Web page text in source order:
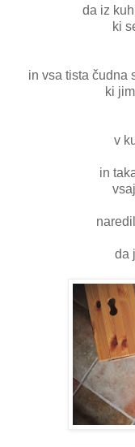
da iz
ki
in vsa tista čudna
ki
v
in
da